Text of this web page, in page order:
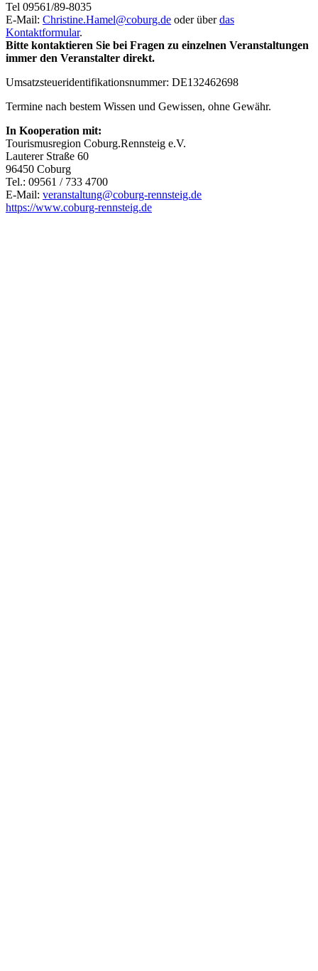
Tel 09561/89-8035
E-Mail: Christine.Hamel@coburg.de oder überdas
Kontaktformular.
Bitte kontaktieren Sie bei Fragen zu einzelnen Veranstaltungen
immer den Veranstalter direkt.
Umsatzsteueridentifikationsnummer: DE132462698
Termine nach bestem Wissen und Gewissen, ohne Gewähr.
In Kooperation mit:
Tourismusregion Coburg.Rennsteig e.V.
Lauterer Straße 60
96450 Coburg
Tel.: 09561 / 733 4700
E-Mail: veranstaltung@coburg-rennsteig.de
https://www.coburg-rennsteig.de